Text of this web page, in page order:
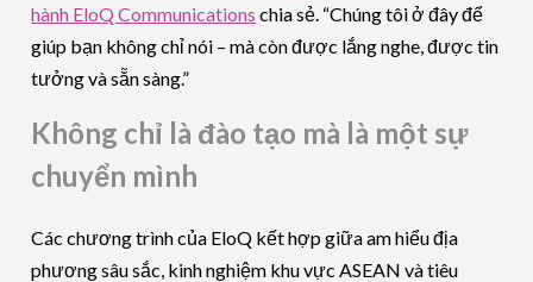
hành EloQ Communications chia sẻ. “Chúng tôi ở đây để
giúp bạn không chỉ nói – mà còn được lắng nghe, được tin
tưởng và sẵn sàng.”
Không chỉ là đào tạo mà là một sự
chuyển mình
Các chương trình của EloQ kết hợp giữa am hiểu địa
phương sâu sắc, kinh nghiệm khu vực ASEAN và tiêu